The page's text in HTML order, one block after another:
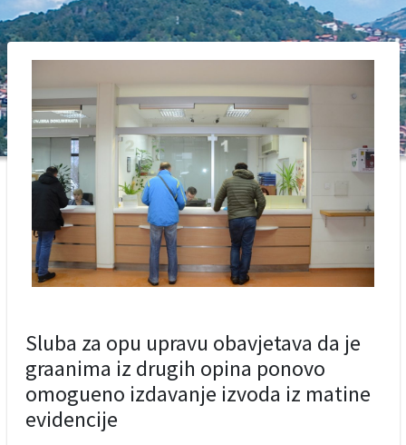
Sluba za opu upravu obavjetava da je
graanima iz drugih opina ponovo
omogueno izdavanje izvoda iz matine
evidencije